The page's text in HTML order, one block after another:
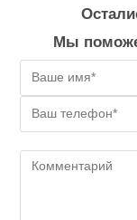
Мы